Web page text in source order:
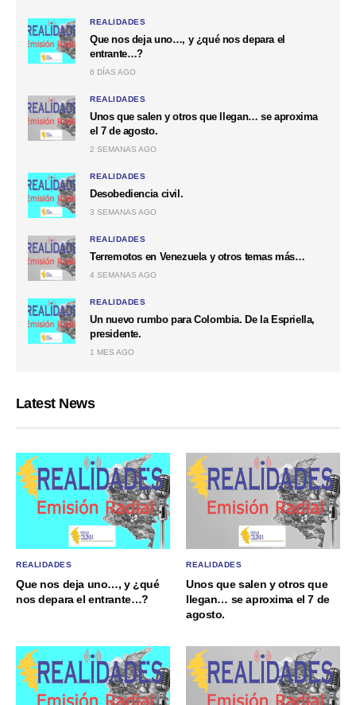
REALIDADES
Que nos deja uno…, y ¿qué nos depara el
entrante…?
6 DÍAS AGO
REALIDADES
Unos que salen y otros que llegan… se aproxima
el 7 de agosto.
2 SEMANAS AGO
REALIDADES
Desobediencia civil.
3 SEMANAS AGO
REALIDADES
Terremotos en Venezuela y otros temas más…
4 SEMANAS AGO
REALIDADES
Un nuevo rumbo para Colombia. De la Espriella,
presidente.
1 MES AGO
Latest News
REALIDADES
Que nos deja uno…, y ¿qué
nos depara el entrante…?
REALIDADES
Unos que salen y otros que
llegan… se aproxima el 7 de
agosto.